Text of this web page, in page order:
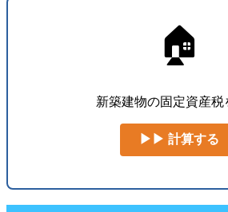
🏠
新築建物の固定資産税
▶▶ 計算する